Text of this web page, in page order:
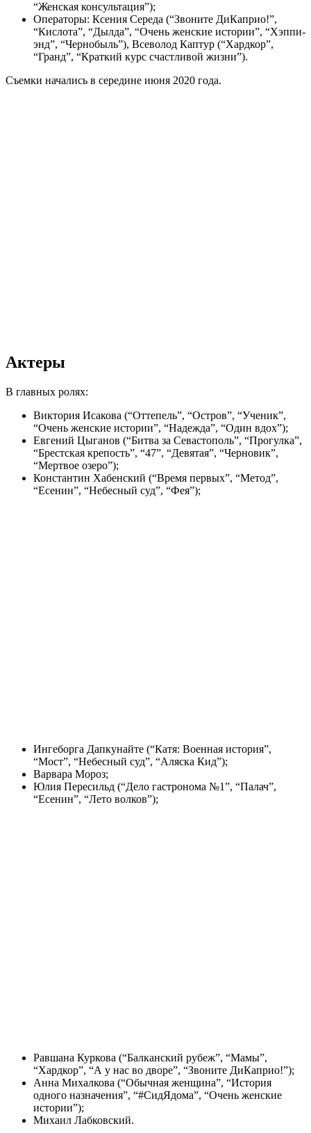
“Женская консультация”);
Операторы: Ксения Середа (“Звоните ДиКаприо!”,
“Кислота”, “Дылда”, “Очень женские истории”, “Хэппи-
энд”, “Чернобыль”), Всеволод Каптур (“Хардкор”,
“Гранд”, “Краткий курс счастливой жизни”).
Съемки начались в середине июня 2020 года.
Актеры
В главных ролях:
Виктория Исакова (“Оттепель”, “Остров”, “Ученик”,
“Очень женские истории”, “Надежда”, “Один вдох”);
Евгений Цыганов (“Битва за Севастополь”, “Прогулка”,
“Брестская крепость”, “47”, “Девятая”, “Черновик”,
“Мертвое озеро”);
Константин Хабенский (“Время первых”, “Метод”,
“Есенин”, “Небесный суд”, “Фея”);
Ингеборга Дапкунайте (“Катя: Военная история”,
“Мост”, “Небесный суд”, “Аляска Кид”);
Варвара Мороз;
Юлия Пересильд (“Дело гастронома №1”, “Палач”,
“Есенин”, “Лето волков”);
Равшана Куркова (“Балканский рубеж”, “Мамы”,
“Хардкор”, “А у нас во дворе”, “Звоните ДиКаприо!”);
Анна Михалкова (“Обычная женщина”, “История
одного назначения”, “#СидЯдома”, “Очень женские
истории”);
Михаил Лабковский.